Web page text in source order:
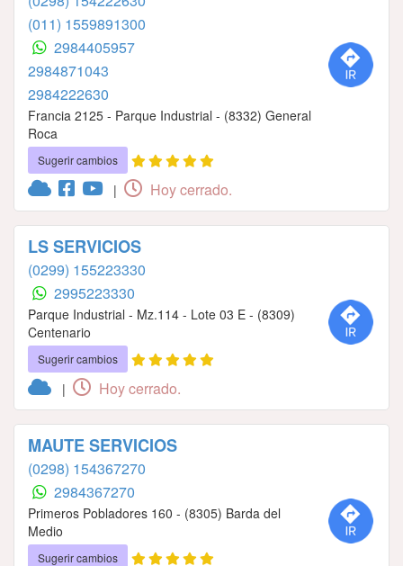
(011) 1559891300
2984405957
2984871043
2984222630
Francia 2125 - Parque Industrial - (8332) General
Roca
Sugerir cambios
| Hoy cerrado.
LS SERVICIOS
(0299) 155223330
2995223330
Parque Industrial - Mz.114 - Lote 03 E - (8309)
Centenario
Sugerir cambios
| Hoy cerrado.
MAUTE SERVICIOS
(0298) 154367270
2984367270
Primeros Pobladores 160 - (8305) Barda del
Medio
Sugerir cambios